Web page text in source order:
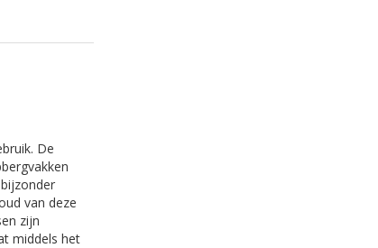
De
van deze
zijn
middels het